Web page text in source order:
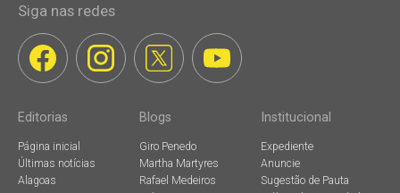
Siga nas redes
Editorias
Página inicial
Últimas notícias
Alagoas
Blogs
Giro Penedo
Martha Martyres
Rafael Medeiros
Institucional
Expediente
Anuncie
Sugestão de Pauta